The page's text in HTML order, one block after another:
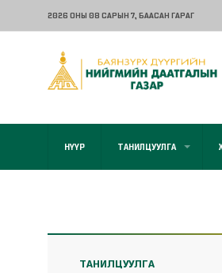
2026 ОНЫ 08 САРЫН 7, БААСАН ГАРАГ
НҮҮР ТАНИЛЦУУЛГА
ТАНИЛЦУУЛГА